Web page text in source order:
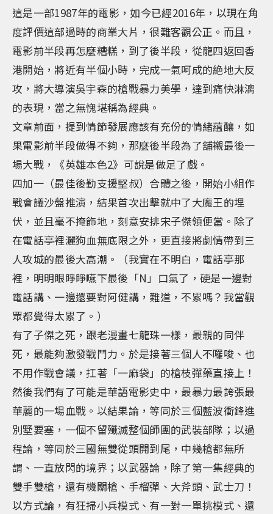
這是一部1987年的電影，如今已經2016年，以現在角
度評價這部過時的商業大片，很難客觀公正。而且，
電影前半段再怎麼糟糕，到了後半段，從龍四返回香
港開始，將近有半個小時，完成一氣呵成的絶地大反
攻，將大導演吳宇森的槍戰暴力美學，達到痛快淋漓
的表現，當之無愧堪稱為經典。
文章前面，提到情節發展應該有充份的情緒藴釀，如
果電影前半段做得不夠，那麼後半段為了舖襯最後一
場大戰，《英雄本色2》可說是做足了戲。
四加一（最佳後勤支援堅叔）合體之後，開始小組作
戰會議沙盤推演，結果首次出擊就中了大魔王的埋
伏，並且毫不掩飾地，刻意安排宋子傑領便當。除了
在電話亭裡灑狗血無底限之外，更直接將劇情帶到三
人攻城的最後大高潮。（我實在不明白，電話亭那
裡，明明眼睜睜嚥下最後「N」口氣了，硬是一邊對
電話講、一邊還要對阿健講，難道，不累嗎？我當觀
眾都覺得太累了。）
有了子傑之死，跟老漫畫七龍珠一樣，最親的同伴
死，最能夠激發戰鬥力。於是接著三個人不囉唆、也
不用作戰會議，扛著「一麻袋」的槍枝彈藥直接上！
然後我們有了可能是華語電影史中，最暴力最誇張最
華麗的一場血戰。以結果論，等同於三個藍波衝鋒進
別墅要塞，一個不留殲滅整個師團的武裝部隊；以過
程論，等同於三國無雙從頭開到尾，中幾槍都無所
謂、一直放閃的境界；以武器論，除了第一集經典的
雙手雙槍，還有機關槍、手榴彈、大斧頭、武士刀！
以方式論，有狂掃小兵模式、有一對一單挑模式、還